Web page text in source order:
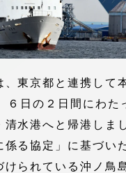
、東京都と連携して
６日の２日間にわ
清水港へと帰港しま
係る協定」に基づい
けられている沖ノ鳥
ク
ム –
学
産